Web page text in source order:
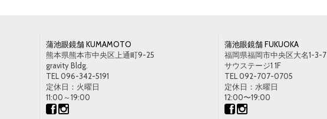
蒲池眼鏡舗 KUMAMOTO
熊本県熊本市中央区上通町9-25
gravity Bldg.
TEL 096-342-5191
定休日：火曜日
11:00～19:00
蒲池眼鏡舗 FUKUOKA
福岡県福岡市中央区大名1-3-7
サウステージ1 1F
TEL 092-707-0705
定休日：水曜日
12:00〜19:00